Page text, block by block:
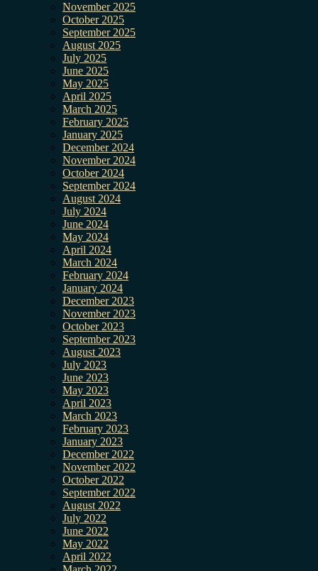
November 2025
October 2025
September 2025
August 2025
July 2025
June 2025
May 2025
April 2025
March 2025
February 2025
January 2025
December 2024
November 2024
October 2024
September 2024
August 2024
July 2024
June 2024
May 2024
April 2024
March 2024
February 2024
January 2024
December 2023
November 2023
October 2023
September 2023
August 2023
July 2023
June 2023
May 2023
April 2023
March 2023
February 2023
January 2023
December 2022
November 2022
October 2022
September 2022
August 2022
July 2022
June 2022
May 2022
April 2022